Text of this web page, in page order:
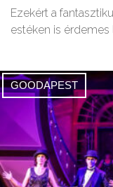
Ezekért a
estéken is
GOODAPEST